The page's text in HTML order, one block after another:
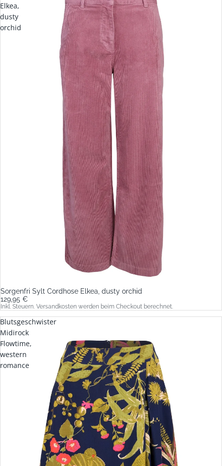
Elkea,
dusty
orchid
Sorgenfri Sylt Cordhose Elkea, dusty orchid
129,95 €
Inkl. Steuern. Versandkosten werden beim Checkout berechnet.
Blutsgeschwister
Midirock
Flowtime,
western
romance